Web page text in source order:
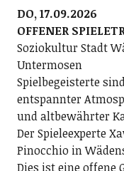
DO, 17.09.2026
OFFENER
Soziokultur Stadt
Untermosen
Spielbegeisterte
entspannter
und altbewährter
Der Spieleexperte
Pinocchio in
Dies ist eine offene